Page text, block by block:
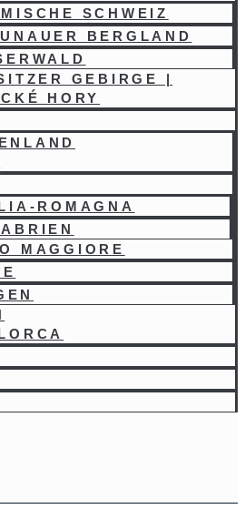
SCHWEIZ
BERGLAND
GEBIRGE |
HORY
ROMAGNA
MAGGIORE